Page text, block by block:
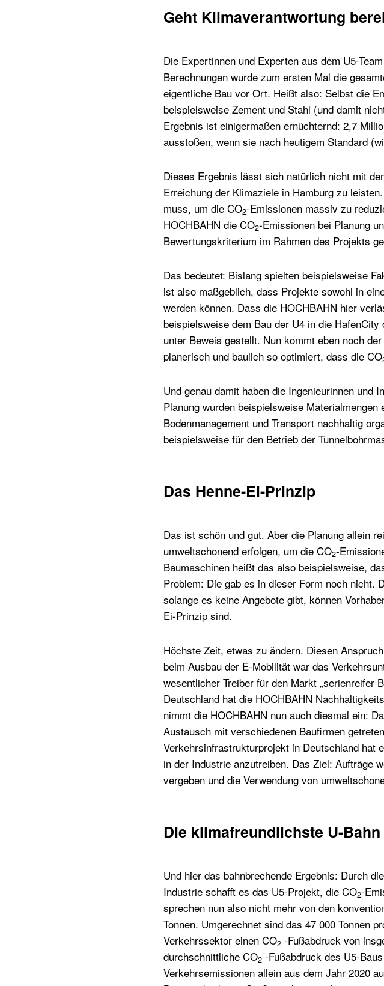
Geht Klimaverantwortung
Die Expertinnen und Experten aus dem U5-
Berechnungen wurde zum ersten Mal die
eigentliche Bau vor Ort. Heißt also: Selbst die
beispielsweise Zement und Stahl (und damit
Ergebnis ist einigermaßen ernüchternd: 2,7
ausstoßen, wenn sie nach heutigem Standard
Dieses Ergebnis lässt sich natürlich nicht mit
Erreichung der Klimaziele in Hamburg zu
muss, um die CO2-Emissionen massiv zu
HOCHBAHN die CO2-Emissionen bei Planung
Bewertungskriterium im Rahmen des Projekts
Das bedeutet: Bislang spielten beispielsweise
ist also maßgeblich, dass Projekte sowohl in
werden können. Dass die HOCHBAHN hier
beispielsweise dem Bau der U4 in die
unter Beweis gestellt. Nun kommt eben noch
planerisch und baulich so optimiert, dass die CO
Und genau damit haben die Ingenieurinnen und
Planung wurden beispielsweise
Bodenmanagement und Transport nachhaltig
beispielsweise für den Betrieb der
Das Henne-Ei-Prinzip
Das ist schön und gut. Aber die Planung allein
umweltschonend erfolgen, um die CO2-
Baumaschinen heißt das also beispielsweise,
Problem: Die gab es in dieser Form noch nicht.
solange es keine Angebote gibt, können
Ei-Prinzip sind.
Höchste Zeit, etwas zu ändern. Diesen
beim Ausbau der E-Mobilität war das
wesentlicher Treiber für den Markt „serienreifer
Deutschland hat die HOCHBAHN
nimmt die HOCHBAHN nun auch diesmal ein:
Austausch mit verschiedenen Baufirmen
Verkehrsinfrastrukturprojekt in Deutschland hat
in der Industrie anzutreiben. Das Ziel: Aufträge
vergeben und die Verwendung von
Die klimafreundlichste U-
Und hier das bahnbrechende Ergebnis: Durch
Industrie schafft es das U5-Projekt, die CO2-
sprechen nun also nicht mehr von den
Tonnen. Umgerechnet sind das 47 000 Tonnen
Verkehrssektor einen CO2 -Fußabdruck von
durchschnittliche CO2 -Fußabdruck des U5-
Verkehrsemissionen allein aus dem Jahr 2020